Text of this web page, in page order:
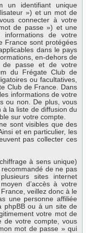
un identifiant unique
») et un mot de
connecter à votre
de passe ») et une
de votre
France sont protégées
dans le pays
en-dehors de
de passe et de votre
du Frégate Club de
ou facultatives,
Club de France. Dans
informations de votre
ou non. De plus, vous
la liste de diffusion du
sur votre compte.
sont visibles que des
et en particulier, les
pas collecter ces
à sens unique)
de ne pas
sites internet
d’accès à votre
veillez donc à le
une personne affiliée
phpBB ou à un site de
votre mot de
de votre compte, vous
mot de passe » qui